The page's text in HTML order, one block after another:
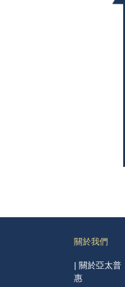
關於我們
| 關於亞太普
惠